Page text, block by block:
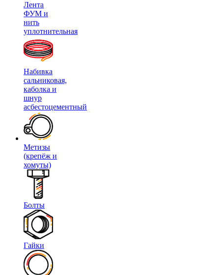
Лента
ФУМ и
нить
уплотнительная
Набивка
сальниковая,
каболка и
шнур
асбестоцементный
Метизы
(крепёж и
хомуты)
Болты
Гайки